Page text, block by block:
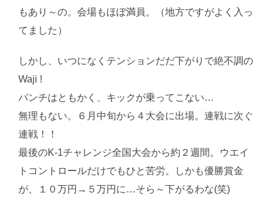
もあり～の。会場もほぼ満員。（地方ですがよく入っ
てました）
しかし、いつになくテンションだだ下がりで絶不調の
Waji !
パンチはともかく、キックが乗ってこない…
無理もない。６月中旬から４大会に出場。連戦に次ぐ
連戦！！
最後のK-1チャレンジ全国大会から約２週間。ウエイ
トコントロールだけでもひと苦労。しかも優勝賞金
が、１０万円→５万円に…そら～下がるわな(笑)